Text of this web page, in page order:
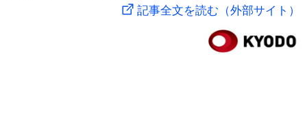
記事全文を読む（外部サイト）